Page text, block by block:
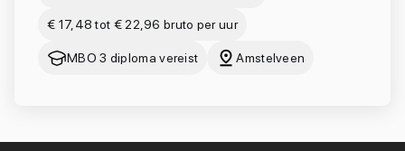
€ 17,48 tot € 22,96 bruto per uur
MBO 3 diploma vereist Amstelveen